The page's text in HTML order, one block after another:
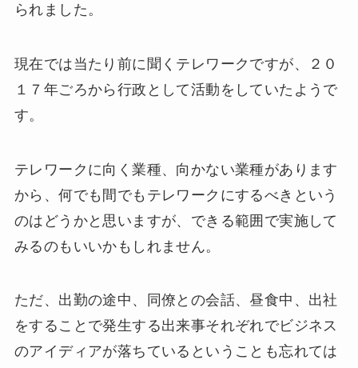
られました。
現在では当たり前に聞くテレワークですが、２０
１７年ごろから行政として活動をしていたようで
す。
テレワークに向く業種、向かない業種があります
から、何でも間でもテレワークにするべきという
のはどうかと思いますが、できる範囲で実施して
みるのもいいかもしれません。
ただ、出勤の途中、同僚との会話、昼食中、出社
をすることで発生する出来事それぞれでビジネス
のアイディアが落ちているということも忘れては